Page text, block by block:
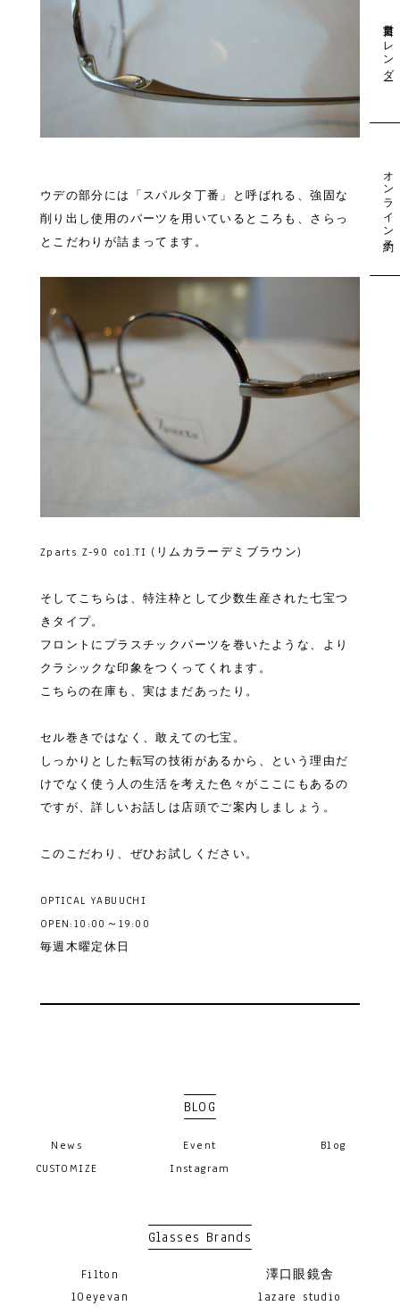
ウデの部分には「スパルタ丁番」と呼ばれる、強固な
削り出し使用のパーツを用いているところも、さらっ
とこだわりが詰まってます。
Zparts Z-90 col.TI (リムカラーデミブラウン)
そしてこちらは、特注枠として少数生産された七宝つ
きタイプ。
フロントにプラスチックパーツを巻いたような、より
クラシックな印象をつくってくれます。
こちらの在庫も、実はまだあったり。
セル巻きではなく、敢えての七宝。
しっかりとした転写の技術があるから、という理由だ
けでなく使う人の生活を考えた色々がここにもあるの
ですが、詳しいお話しは店頭でご案内しましょう。
このこだわり、ぜひお試しください。
OPTICAL YABUUCHI
OPEN:10:00～19:00
毎週木曜定休日
BLOG
News Event
Blog
CUSTOMIZE
Instagram
Glasses Brands
Filton
澤口眼鏡舎
10eyevan
lazare studio
営業日カレンダー
オンライン予約